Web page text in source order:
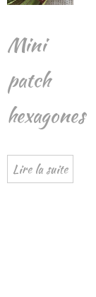
Mini
patch
hexagones
Lire la suite